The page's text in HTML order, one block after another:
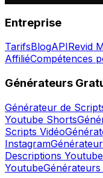
Entreprise
TarifsBlogAPIRevid
AffiliéCompétences
Générateurs
Générateur de
Youtube Shorts
Scripts Vidéo
Instagram
Descriptions Youtube
YoutubeGénérateurs